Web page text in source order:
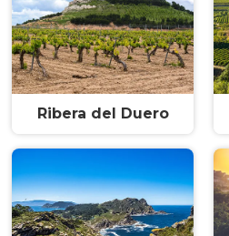
Ribera del Duero